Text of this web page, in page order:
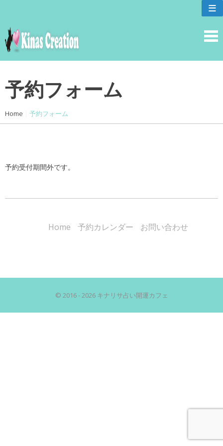
content
≡
予約フォーム
Home 予約フォーム
予約受付期間外です。
Home 予約カレンダー お問い合わせ
© 2016 - 2026 キナリサ占い開運カフェ